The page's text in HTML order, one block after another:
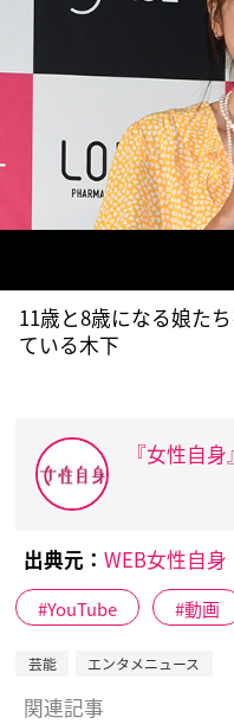
11歳と8歳になる娘た
ている木下
『女性自
出典元： WEB女性自身
YouTube 動画
芸能 エンタメニュース
関連記事